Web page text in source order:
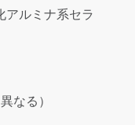
アルミナ系セラ
なる）